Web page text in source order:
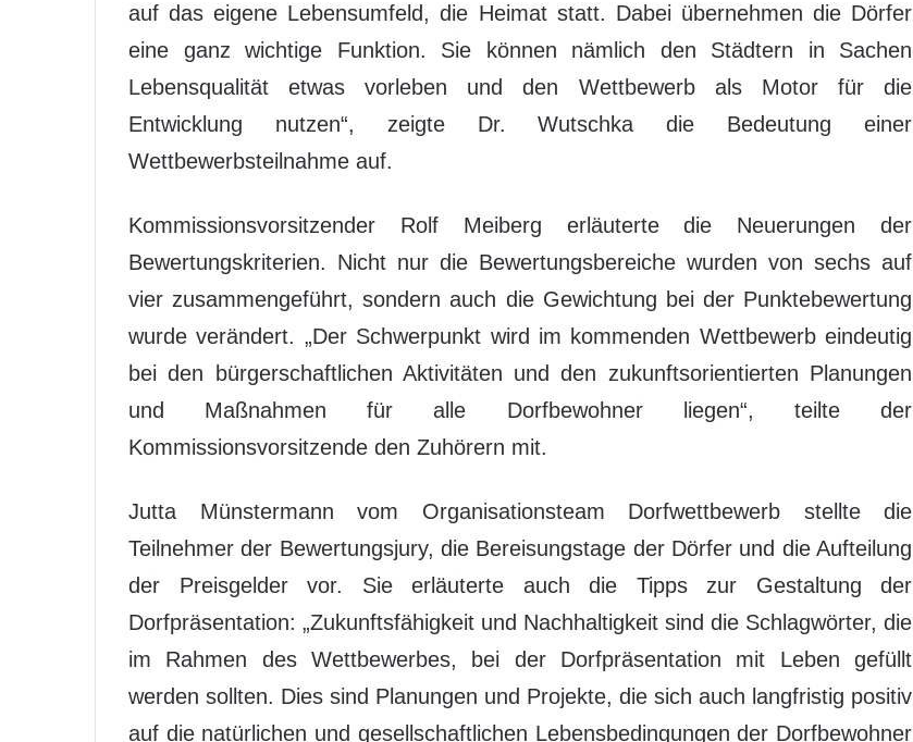
auf das eigene Lebensumfeld, die Heimat statt. Dabei übernehmen die Dörfer
eine ganz wichtige Funktion. Sie können nämlich den Städtern in Sachen
Lebensqualität etwas vorleben und den Wettbewerb als Motor für die
Entwicklung nutzen“, zeigte Dr. Wutschka die Bedeutung einer
Wettbewerbsteilnahme auf.
Kommissionsvorsitzender Rolf Meiberg erläuterte die Neuerungen der
Bewertungskriterien. Nicht nur die Bewertungsbereiche wurden von sechs auf
vier zusammengeführt, sondern auch die Gewichtung bei der Punktebewertung
wurde verändert. „Der Schwerpunkt wird im kommenden Wettbewerb eindeutig
bei den bürgerschaftlichen Aktivitäten und den zukunftsorientierten Planungen
und Maßnahmen für alle Dorfbewohner liegen“, teilte der
Kommissionsvorsitzende den Zuhörern mit.
Jutta Münstermann vom Organisationsteam Dorfwettbewerb stellte die
Teilnehmer der Bewertungsjury, die Bereisungstage der Dörfer und die Aufteilung
der Preisgelder vor. Sie erläuterte auch die Tipps zur Gestaltung der
Dorfpräsentation: „Zukunftsfähigkeit und Nachhaltigkeit sind die Schlagwörter, die
im Rahmen des Wettbewerbes, bei der Dorfpräsentation mit Leben gefüllt
werden sollten. Dies sind Planungen und Projekte, die sich auch langfristig positiv
auf die natürlichen und gesellschaftlichen Lebensbedingungen der Dorfbewohner